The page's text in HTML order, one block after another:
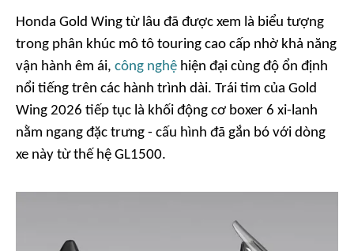
Honda Gold Wing từ lâu đã được xem là biểu tượng
trong phân khúc mô tô touring cao cấp nhờ khả năng
vận hành êm ái, công nghệ hiện đại cùng độ ổn định
nổi tiếng trên các hành trình dài. Trái tim của Gold
Wing 2026 tiếp tục là khối động cơ boxer 6 xi-lanh
nằm ngang đặc trưng - cấu hình đã gắn bó với dòng
xe này từ thế hệ GL1500.